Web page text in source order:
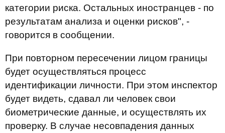
категории риска. Остальных иностранцев - по
результатам анализа и оценки рисков", -
говорится в сообщении.
При повторном пересечении лицом границы
будет осуществляться процесс
идентификации личности. При этом инспектор
будет видеть, сдавал ли человек свои
биометрические данные, и осуществлять их
проверку. В случае несовпадения данных